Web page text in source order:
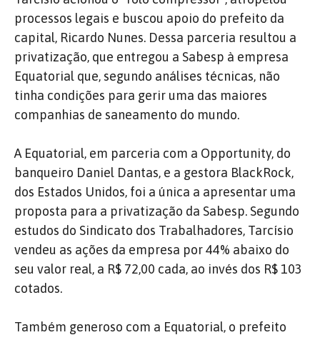
processos legais e buscou apoio do prefeito da
capital, Ricardo Nunes. Dessa parceria resultou a
privatização, que entregou a Sabesp à empresa
Equatorial que, segundo análises técnicas, não
tinha condições para gerir uma das maiores
companhias de saneamento do mundo.
A Equatorial, em parceria com a Opportunity, do
banqueiro Daniel Dantas, e a gestora BlackRock,
dos Estados Unidos, foi a única a apresentar uma
proposta para a privatização da Sabesp. Segundo
estudos do Sindicato dos Trabalhadores, Tarcísio
vendeu as ações da empresa por 44% abaixo do
seu valor real, a R$ 72,00 cada, ao invés dos R$ 103
cotados.
Também generoso com a Equatorial, o prefeito